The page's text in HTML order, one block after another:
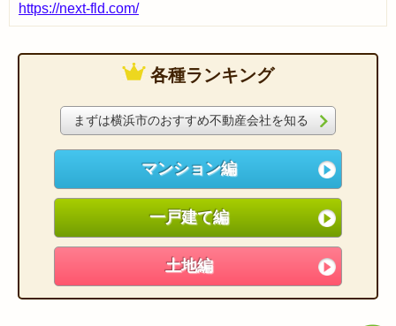
https://next-fld.com/
各種ランキング
まずは横浜市のおすすめ不動産会社を知る
マンション編
一戸建て編
土地編